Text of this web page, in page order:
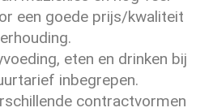
een goedeprijs/kwaliteit
eten en drinken bij
inbegrepen.
contractvormen